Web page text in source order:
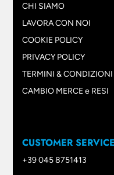
CHI SIAMO
LAVORA CON NOI
COOKIE POLICY
PRIVACY POLICY
TERMINI & CONDIZIONI
CAMBIO MERCE e RESI
CUSTOMER SERVICE
+39 045 8751413